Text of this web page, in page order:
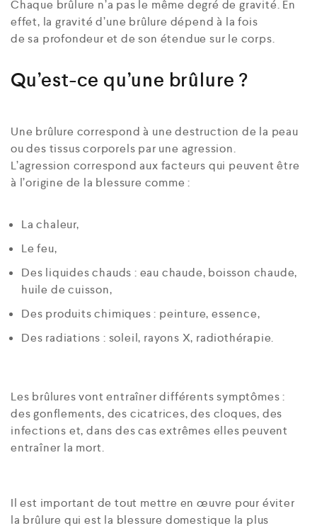
Chaque brûlure n’a pas le même degré de gravité. En
effet, la gravité d’une brûlure dépend à la fois
de sa profondeur et de son étendue sur le corps.
Qu’est-ce qu’une brûlure ?
Une brûlure correspond à une destruction de la peau
ou des tissus corporels par une agression.
L’agression correspond aux facteurs qui peuvent être
à l’origine de la blessure comme :
La chaleur,
Le feu,
Des liquides chauds : eau chaude, boisson chaude,
huile de cuisson,
Des produits chimiques : peinture, essence,
Des radiations : soleil, rayons X, radiothérapie.
Les brûlures vont entraîner différents symptômes :
des gonflements, des cicatrices, des cloques, des
infections et, dans des cas extrêmes elles peuvent
entraîner la mort.
Il est important de tout mettre en œuvre pour éviter
la brûlure qui est la blessure domestique la plus